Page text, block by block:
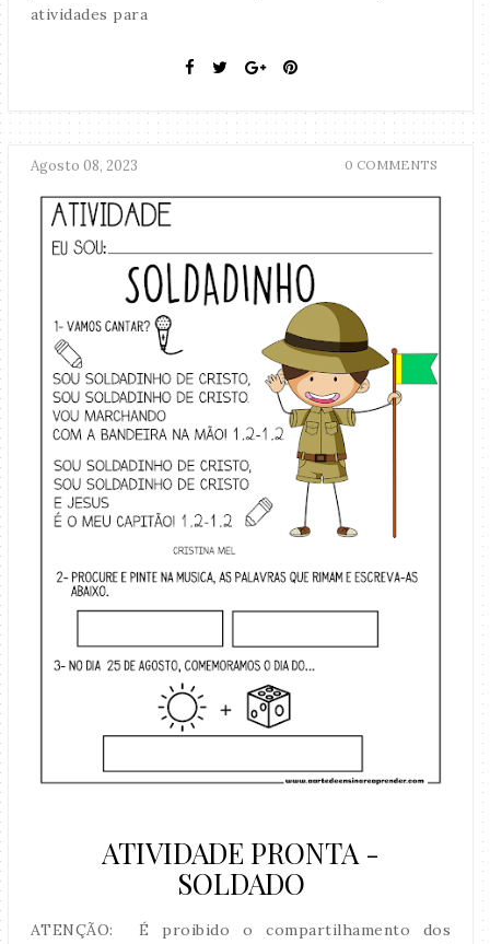
atividades para
Agosto 08, 2023 0 COMMENTS
ATIVIDADE PRONTA -
SOLDADO
ATENÇÃO: É proibido o compartilhamento dos